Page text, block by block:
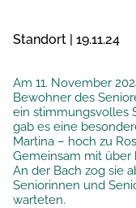
Standort | 19.11.24
Am 11. November
Bewohner des
ein stimmungsvolles
gab es eine
Martina – hoch zu
Gemeinsam mit
An der Bach zog sie
Seniorinnen und
warteten.